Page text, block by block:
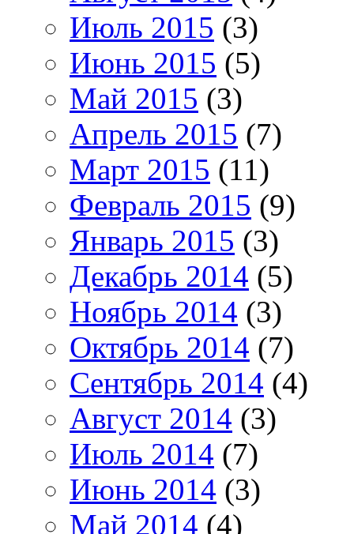
Июль 2015 (3)
Июнь 2015 (5)
Май 2015 (3)
Апрель 2015 (7)
Март 2015 (11)
Февраль 2015 (9)
Январь 2015 (3)
Декабрь 2014 (5)
Ноябрь 2014 (3)
Октябрь 2014 (7)
Сентябрь 2014 (4)
Август 2014 (3)
Июль 2014 (7)
Июнь 2014 (3)
Май 2014 (4)